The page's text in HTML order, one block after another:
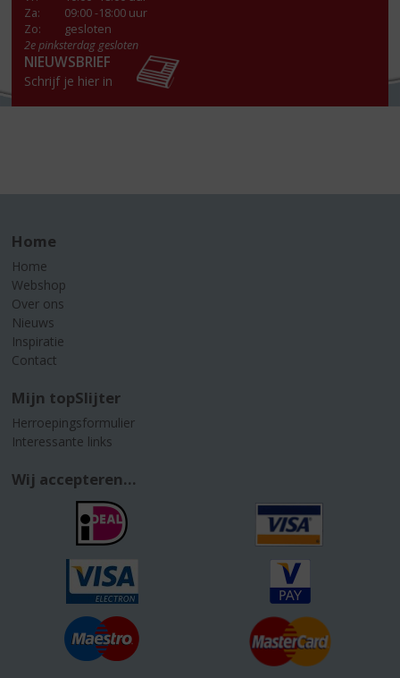
Za:
09:00 -18:00 uur
Zo:
gesloten
2e pinksterdag gesloten
NIEUWSBRIEF
Schrijf je hier in
Home
Home
Webshop
Over ons
Nieuws
Inspiratie
Contact
Mijn topSlijter
Herroepingsformulier
Interessante links
Wij accepteren...